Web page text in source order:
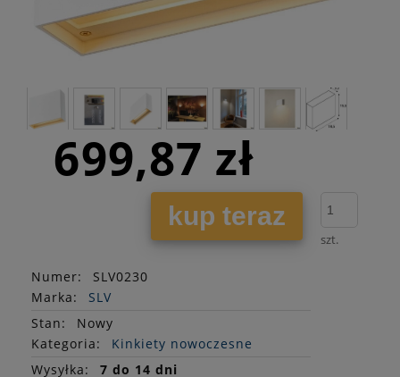
699,87 zł
kup teraz
szt.
Numer:
SLV0230
Marka:
SLV
Stan:
Nowy
Kategoria:
Kinkiety nowoczesne
Wysyłka:
7 do 14 dni